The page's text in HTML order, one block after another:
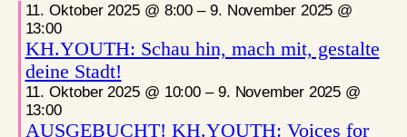
11. Oktober 2025 @ 8:00 – 9. November 2025 @
13:00
KH.YOUTH: Schau hin, mach mit, gestalte
deine Stadt!
11. Oktober 2025 @ 10:00 – 9. November 2025 @
13:00
AUSGEBUCHT! KH.YOUTH: Voices for